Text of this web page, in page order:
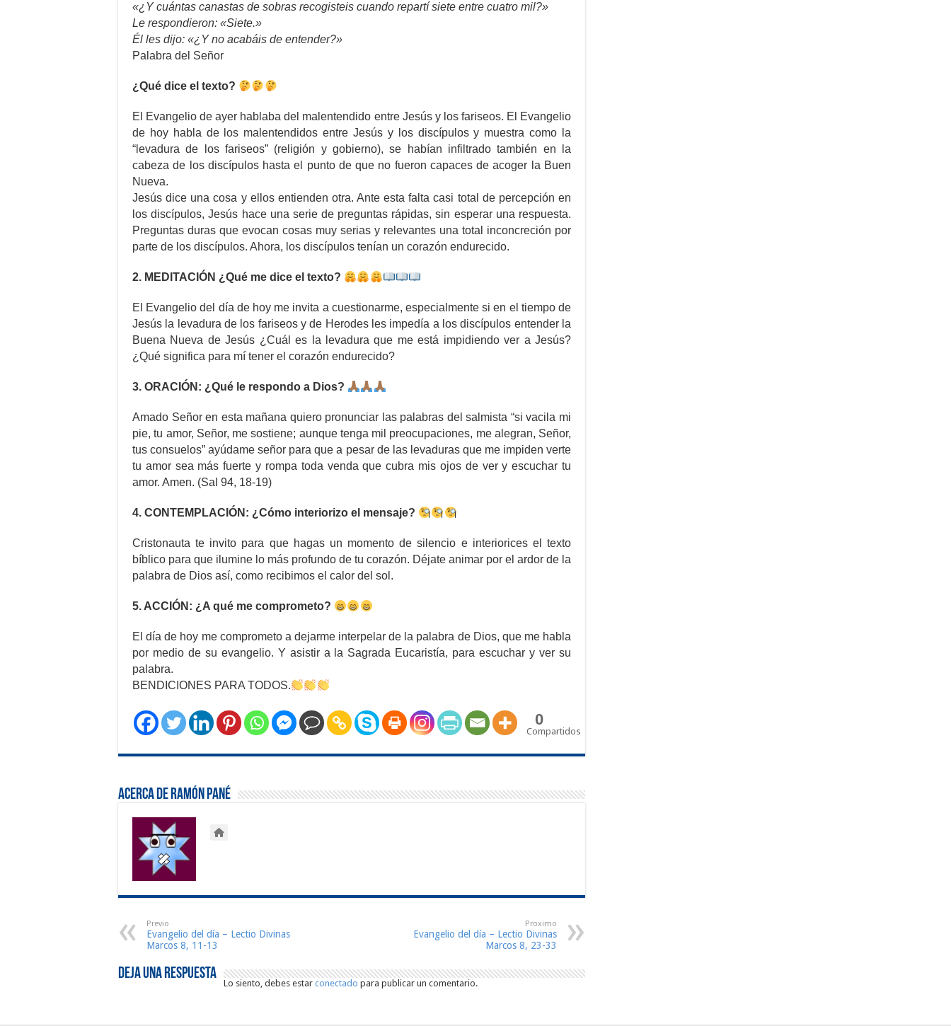
«¿Y cuántas canastas de sobras recogisteis cuando repartí siete entre cuatro mil?»
Le respondieron: «Siete.»
Él les dijo: «¿Y no acabáis de entender?»
Palabra del Señor
¿Qué dice el texto?
El Evangelio de ayer hablaba del malentendido entre Jesús y los fariseos. El Evangelio
de hoy habla de los malentendidos entre Jesús y los discípulos y muestra como la
“levadura de los fariseos” (religión y gobierno), se habían infiltrado también en la
cabeza de los discípulos hasta el punto de que no fueron capaces de acoger la Buen
Nueva.
Jesús dice una cosa y ellos entienden otra. Ante esta falta casi total de percepción en
los discípulos, Jesús hace una serie de preguntas rápidas, sin esperar una respuesta.
Preguntas duras que evocan cosas muy serias y relevantes una total inconcreción por
parte de los discípulos. Ahora, los discípulos tenían un corazón endurecido.
2. MEDITACIÓN ¿Qué me dice el texto?
El Evangelio del día de hoy me invita a cuestionarme, especialmente si en el tiempo de
Jesús la levadura de los fariseos y de Herodes les impedía a los discípulos entender la
Buena Nueva de Jesús ¿Cuál es la levadura que me está impidiendo ver a Jesús?
¿Qué significa para mí tener el corazón endurecido?
3. ORACIÓN: ¿Qué le respondo a Dios?
Amado Señor en esta mañana quiero pronunciar las palabras del salmista “si vacila mi
pie, tu amor, Señor, me sostiene; aunque tenga mil preocupaciones, me alegran, Señor,
tus consuelos” ayúdame señor para que a pesar de las levaduras que me impiden verte
tu amor sea más fuerte y rompa toda venda que cubra mis ojos de ver y escuchar tu
amor. Amen. (Sal 94, 18-19)
4. CONTEMPLACIÓN: ¿Cómo interiorizo el mensaje?
Cristonauta te invito para que hagas un momento de silencio e interiorices el texto
bíblico para que ilumine lo más profundo de tu corazón. Déjate animar por el ardor de la
palabra de Dios así, como recibimos el calor del sol.
5. ACCIÓN: ¿A qué me comprometo?
El día de hoy me comprometo a dejarme interpelar de la palabra de Dios, que me habla
por medio de su evangelio. Y asistir a la Sagrada Eucaristía, para escuchar y ver su
palabra.
BENDICIONES PARA TODOS.
0
Compartidos
Acerca de Ramón Pané
Previo
Evangelio del día – Lectio Divinas
Marcos 8, 11-13
Proximo
Evangelio del día – Lectio Divinas
Marcos 8, 23-33
Deja una respuesta
Lo siento, debes estar conectado para publicar un comentario.